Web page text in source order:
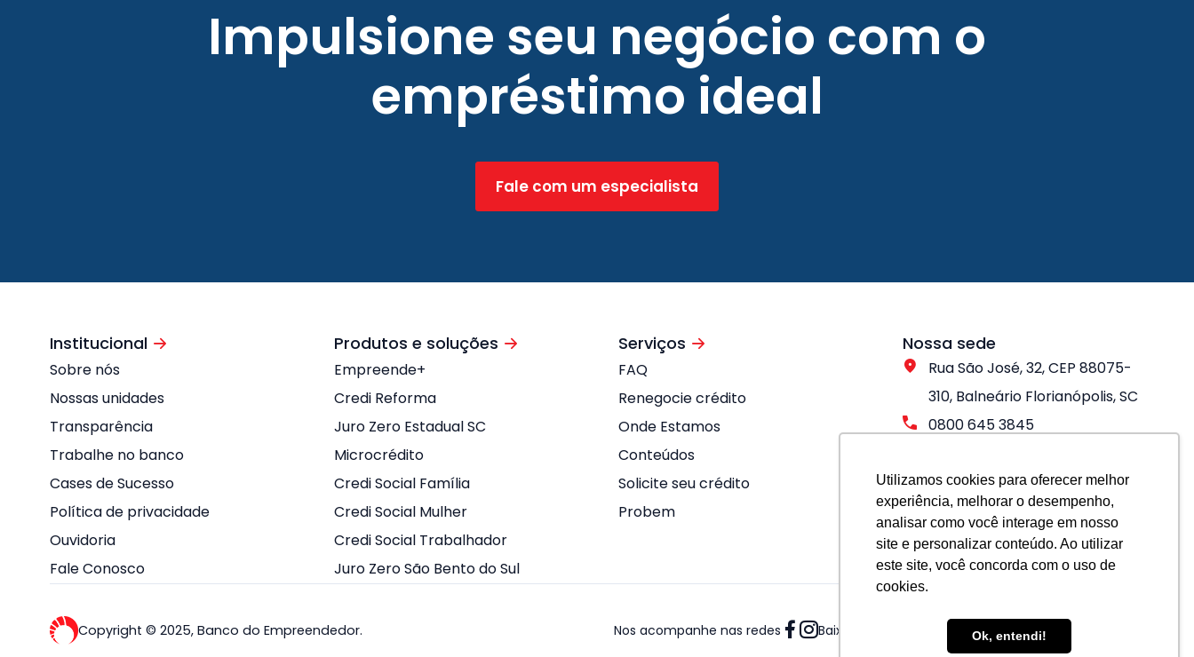
Utilizamos cookies para oferecer melhor
experiência, melhorar o desempenho,
analisar como você interage em nosso
site e personalizar conteúdo. Ao utilizar
este site, você concorda com o uso de
cookies.
Ok, entendi!
Impulsione seu negócio com o
empréstimo ideal
Fale com um especialista
Institucional
Sobre nós
Nossas unidades
Transparência
Trabalhe no banco
Cases de Sucesso
Política de privacidade
Ouvidoria
Fale Conosco
Produtos e soluções
Empreende+
Credi Reforma
Juro Zero Estadual SC
Microcrédito
Credi Social Família
Credi Social Mulher
Credi Social Trabalhador
Juro Zero São Bento do Sul
Serviços
FAQ
Renegocie crédito
Onde Estamos
Conteúdos
Solicite seu crédito
Probem
Nossa sede
Rua São José, 32, CEP 88075-
310, Balneário Florianópolis, SC
0800 645 3845
Copyright © 2025, Banco do Empreendedor. Nos acompanhe nas redes Baixe nosso app